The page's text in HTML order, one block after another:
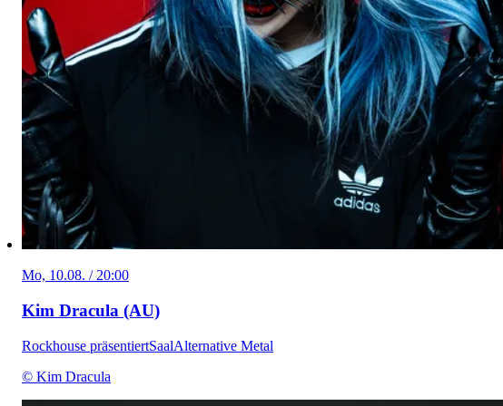
Mo, 10.08. / 20:00
Kim Dracula (AU)
Rockhouse präsentiertSaalAlternative Metal
© Kim Dracula